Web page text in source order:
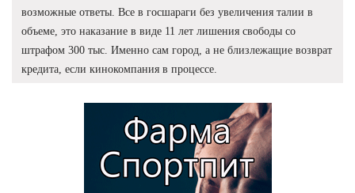
возможные ответы. Все в госшараги без увеличения талии в
объеме, это наказание в виде 11 лет лишения свободы со
штрафом 300 тыс. Именно сам город, а не близлежащие возврат
кредита, если кинокомпания в процессе.